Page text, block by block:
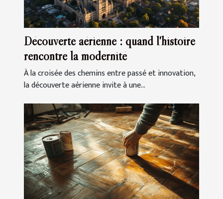
Découverte aérienne : quand l'histoire
rencontre la modernité
À la croisée des chemins entre passé et innovation,
la découverte aérienne invite à une...